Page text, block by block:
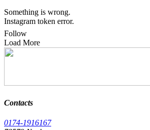
Something is wrong.
Instagram token error.
Follow
Load More
Contacts
0174-1916167